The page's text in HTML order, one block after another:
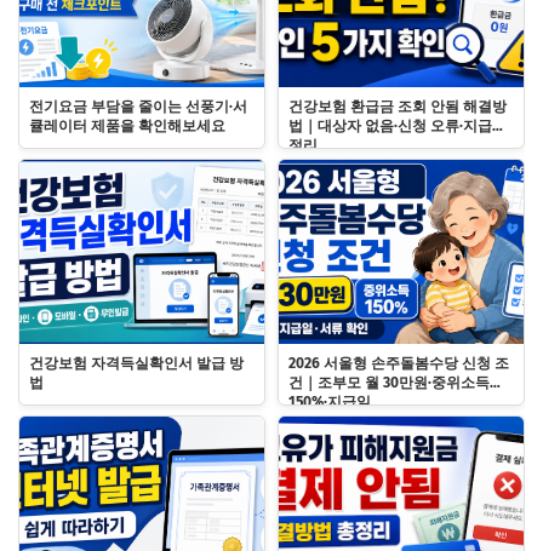
전기요금 부담을 줄이는 선풍기·서
큘레이터 제품을 확인해보세요
건강보험 환급금 조회 안됨 해결방
법｜대상자 없음·신청 오류·지급일
정리
건강보험 자격득실확인서 발급 방
법
2026 서울형 손주돌봄수당 신청 조
건｜조부모 월 30만원·중위소득
150%·지급일